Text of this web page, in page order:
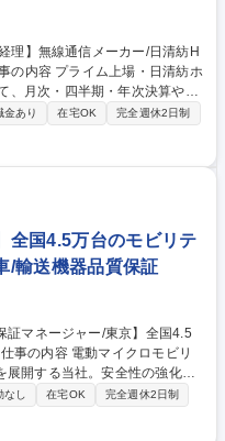
、月次・四半期・年次決算や税
た教育体制のもと経理として専
連業務 ■経理・財務業務全般
に応じて業務を担当し、段階
金あり 在宅OK
完全週休2日制
全国4.5万台のモビリテ
/輸送機器品質保証
開する当社。安全性の強化に
・ソフト)および開発部門への
イング
署との連携・提案をリード■難
し 在宅OK
完全週休2日制